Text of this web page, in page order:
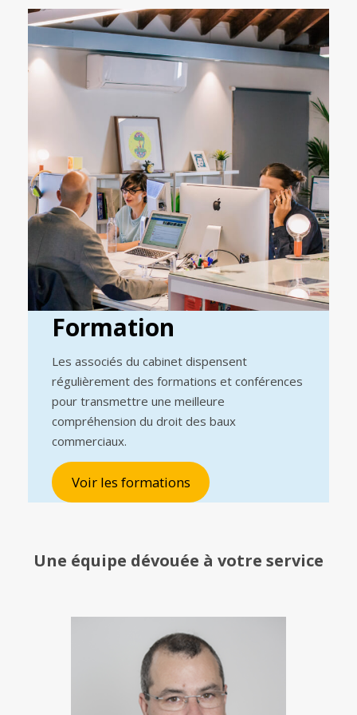
Formation
Les associés du cabinet dispensent
régulièrement des formations et conférences
pour transmettre une meilleure
compréhension du droit des baux
commerciaux.
Voir les formations
Une équipe dévouée à votre service